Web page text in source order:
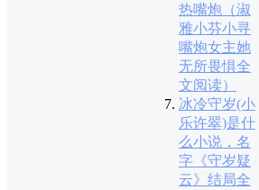
热嘴炮（淑
雅小芬小寻
嘴炮女主她
无所畏惧全
文阅读）
冰冷守岁(小
乐许翠)是什
么小说，名
字《守岁疑
云》结局全